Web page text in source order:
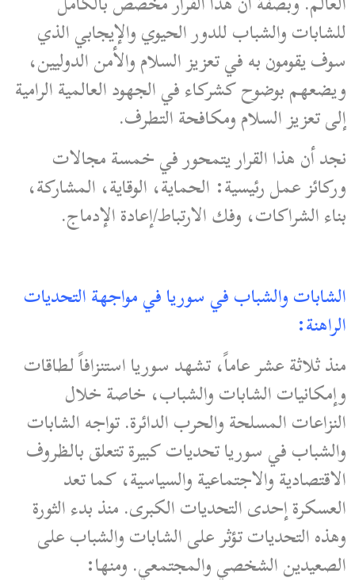
للشابات والشباب للدور الحيوي والإيجابي الذي
سوف يقومون به في تعزيز السلام والأمن الدوليين،
ويضعهم بوضوح كشركاء في الجهود العالمية الرامية
إلى تعزيز السلام ومكافحة التطرف.
نجد أن هذا القرار يتمحور في خمسة مجالات
وركائز عمل رئيسية: الحماية، الوقاية، المشاركة،
بناء الشراكات، وفك الارتباط/إعادة الإدماج.
الشابات والشباب في سوريا في مواجهة التحديات
الراهنة:
منذ ثلاثة عشر عاماً، تشهد سوريا استنزافاً لطاقات
وإمكانيات الشابات والشباب، خاصة خلال
النزاعات المسلحة والحرب الدائرة. تواجه الشابات
والشباب في سوريا تحديات كبيرة تتعلق بالظروف
الاقتصادية والاجتماعية والسياسية، كما تعد
العسكرة إحدى التحديات الكبرى. منذ بدء الثورة
وهذه التحديات تؤثر على الشابات والشباب على
الصعيدين الشخصي والمجتمعي. ومنها: